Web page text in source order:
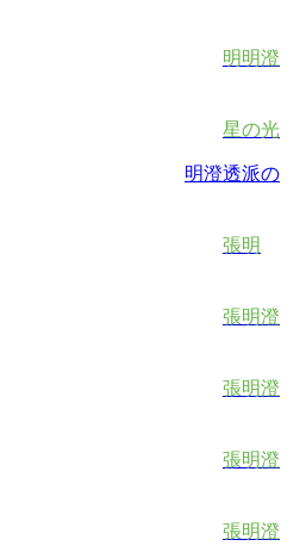
明明澄
星の光
明澄透派の
張明
張明澄
張明澄
張明澄
張明澄